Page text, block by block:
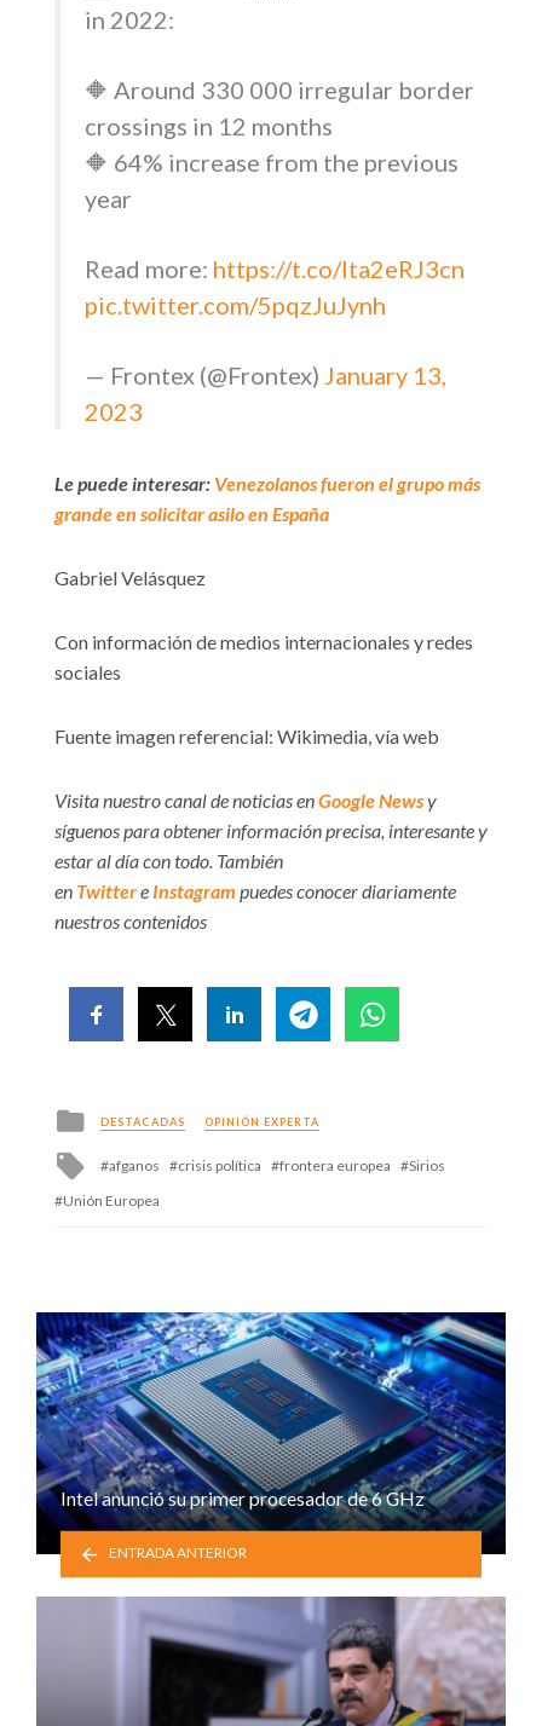
in 2022:
🔶 Around 330 000 irregular border
crossings in 12 months
🔶 64% increase from the previous
year
Read more: https://t.co/Ita2eRJ3cn
pic.twitter.com/5pqzJuJynh
— Frontex (@Frontex) January 13,
2023
Le puede interesar: Venezolanos fueron el grupo más
grande en solicitar asilo en España
Gabriel Velásquez
Con información de medios internacionales y redes
sociales
Fuente imagen referencial: Wikimedia, vía web
Visita nuestro canal de noticias enGoogle Newsy
síguenos para obtener información precisa, interesante y
estar al día con todo. También
en Twittere Instagram puedes conocer diariamente
nuestros contenidos
Posted
in
DESTACADAS OPINIÓN EXPERTA
Tagged
with
afganos crisis política frontera europea
Sirios
Unión Europea
Intel anunció su primer procesador de 6 GHz
ENTRADA ANTERIOR